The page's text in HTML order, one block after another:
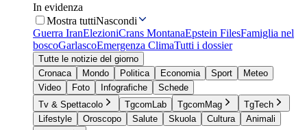
In evidenza
Mostra tuttiNascondi
Guerra IranElezioniCrans MontanaEpstein FilesFamiglia nel
boscoGarlascoEmergenza ClimaTutti i dossier
Tutte le notizie del giorno
Cronaca
Mondo Politica Economia Sport
Meteo
Video
Foto Infografiche
Schede
Tv & Spettacolo
TgcomLab TgcomMag
TgTech
Lifestyle
Oroscopo Salute Skuola Cultura
Animali